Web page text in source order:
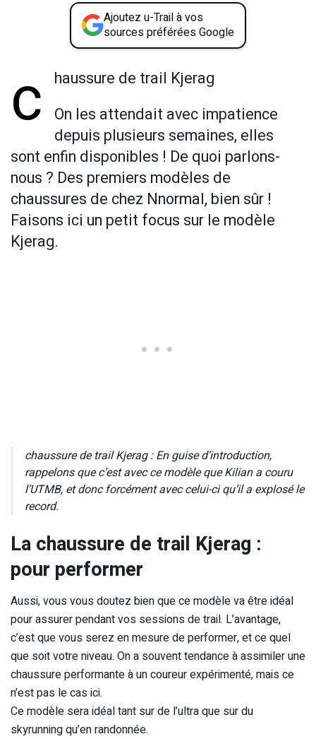
Ajoutez u-Trail à vos
sources préférées Google
c
haussure de trail Kjerag
On les attendait avec impatience
depuis plusieurs semaines, elles
sont enfin disponibles ! De quoi parlons-
nous ? Des premiers modèles de
chaussures de chez Nnormal, bien sûr !
Faisons ici un petit focus sur le modèle
Kjerag.
chaussure de trail Kjerag : En guise d’introduction,
rappelons que c’est avec ce modèle que Kilian a couru
l’UTMB, et donc forcément avec celui-ci qu’il a explosé le
record.
La chaussure de trail Kjerag :
pour performer
Aussi, vous vous doutez bien que ce modèle va être idéal
pour assurer pendant vos sessions de trail. L’avantage,
c’est que vous serez en mesure de performer, et ce quel
que soit votre niveau. On a souvent tendance à assimiler une
chaussure performante à un coureur expérimenté, mais ce
n’est pas le cas ici.
Ce modèle sera idéal tant sur de l’ultra que sur du
skyrunning qu’en randonnée.